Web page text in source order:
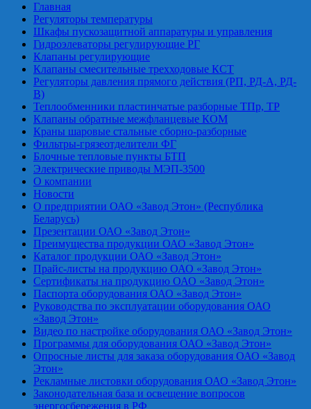
Главная
Регуляторы температуры
Шкафы пускозащитной аппаратуры и управления
Гидроэлеваторы регулирующие РГ
Клапаны регулирующие
Клапаны смесительные трехходовые КСТ
Регуляторы давления прямого действия (РП, РД-А, РД-
В)
Теплообменники пластинчатые разборные ТПр, ТР
Клапаны обратные межфланцевые КОМ
Краны шаровые стальные сборно-разборные
Фильтры-грязеотделители ФГ
Блочные тепловые пункты БТП
Электрические приводы МЭП-3500
О компании
Новости
О предприятии ОАО «Завод Этон» (Республика
Беларусь)
Презентации ОАО «Завод Этон»
Преимущества продукции ОАО «Завод Этон»
Каталог продукции ОАО «Завод Этон»
Прайс-листы на продукцию ОАО «Завод Этон»
Сертификаты на продукцию ОАО «Завод Этон»
Паспорта оборудования ОАО «Завод Этон»
Руководства по эксплуатации оборудования ОАО
«Завод Этон»
Видео по настройке оборудования ОАО «Завод Этон»
Программы для оборудования ОАО «Завод Этон»
Опросные листы для заказа оборудования ОАО «Завод
Этон»
Рекламные листовки оборудования ОАО «Завод Этон»
Законодательная база и освещение вопросов
энергосбережения в РФ